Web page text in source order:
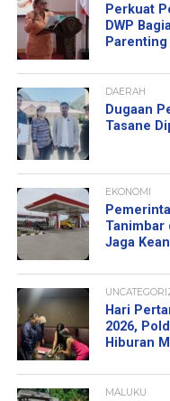
Perkuat
DWP
DAERAH
Dugaan
Tasane
EKONOMI
Tanimbar
Jaga
Hari
2026,
Hiburan
MALUKU